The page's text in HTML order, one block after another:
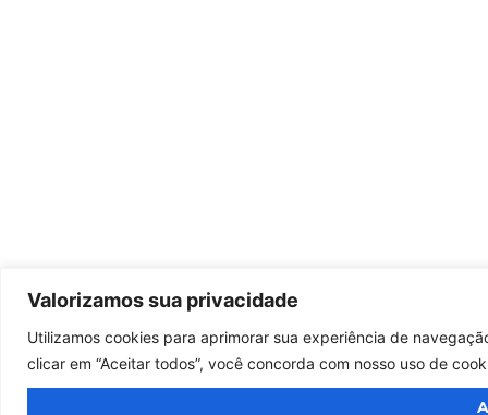
Valorizamos sua privacidade
Utilizamos cookies para aprimorar sua experiência de
clicar em “Aceitar todos”, você concorda com nosso uso de